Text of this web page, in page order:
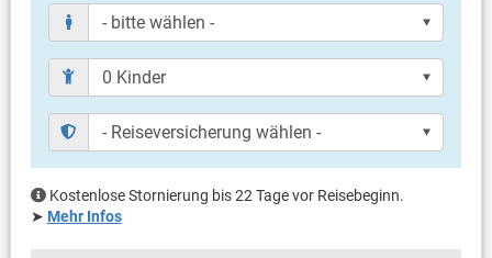
Kostenlose Stornierung bis 22 Tage vor Reisebeginn.
➤ Mehr Infos